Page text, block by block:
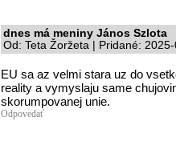
dnes má meniny János Szlota
Od: Teta Žoržeta | Pridané:
EU sa az velmi stara uz do
reality a vymyslaju same
skorumpovanej unie.
Odpovedať